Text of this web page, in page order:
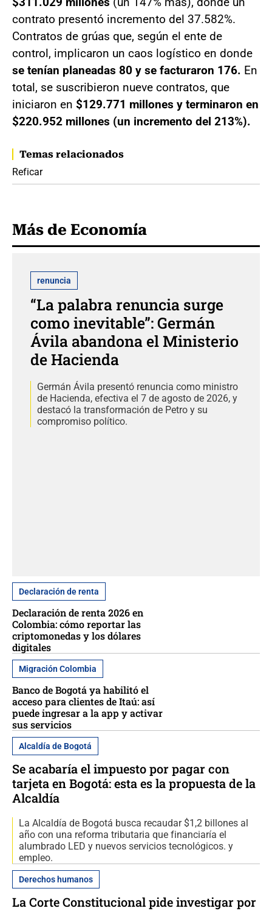
contrato presentó incremento del 37.582%.
Contratos de grúas que, según el ente de
control, implicaron un caos logístico en donde
se tenían planeadas 80 y se facturaron 176. En
total, se suscribieron nueve contratos, que
iniciaron en $129.771 millones y terminaron en
$220.952 millones (un incremento del 213%).
Temas relacionados
Reficar
Más de Economía
renuncia
“La palabra renuncia surge
como inevitable”: Germán
Ávila abandona el Ministerio
de Hacienda
Germán Ávila presentó renuncia como ministro
de Hacienda, efectiva el 7 de agosto de 2026, y
destacó la transformación de Petro y su
compromiso político.
Declaración de renta
Declaración de renta 2026 en
Colombia: cómo reportar las
criptomonedas y los dólares
digitales
Migración Colombia
Banco de Bogotá ya habilitó el
acceso para clientes de Itaú: así
puede ingresar a la app y activar
sus servicios
Alcaldía de Bogotá
Se acabaría el impuesto por pagar con
tarjeta en Bogotá: esta es la propuesta de la
Alcaldía
La Alcaldía de Bogotá busca recaudar $1,2 billones al
año con una reforma tributaria que financiaría el
alumbrado LED y nuevos servicios tecnológicos. y
empleo.
Derechos humanos
La Corte Constitucional pide investigar por